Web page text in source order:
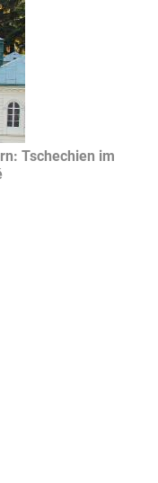
Tschechien im